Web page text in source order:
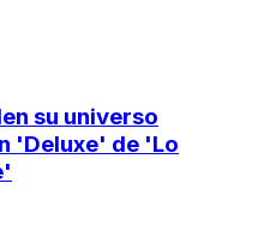
su universo
'Deluxe' de 'Lo